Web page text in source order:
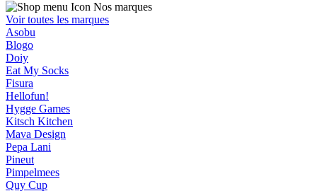
Nos marques
Voir toutes les marques
Asobu
Blogo
Doiy
Eat My Socks
Fisura
Hellofun!
Hygge Games
Kitsch Kitchen
Mava Design
Pepa Lani
Pineut
Pimpelmees
Quy Cup